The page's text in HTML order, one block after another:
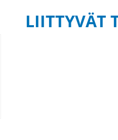
LIITTYVÄT